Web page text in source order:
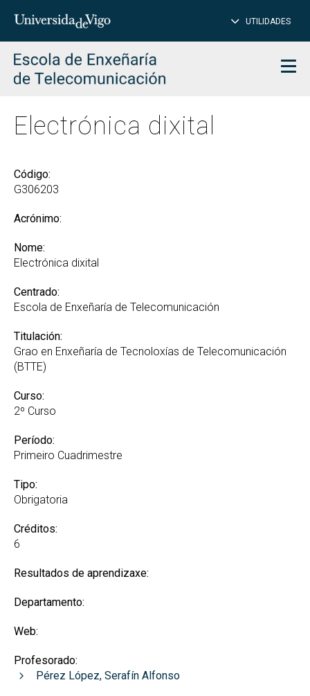
Introduce
para
buscar
UTILIDADES
Electrónica dixital
Código:
G306203
Acrónimo:
Nome:
Electrónica dixital
Centrado:
Escola de Enxeñaría de Telecomunicación
Titulación:
Grao en Enxeñaría de Tecnoloxías de Telecomunicación
(BTTE)
Curso:
2º Curso
Período:
Primeiro Cuadrimestre
Tipo:
Obrigatoria
Créditos:
6
Resultados de aprendizaxe:
Departamento:
Web:
Profesorado:
Pérez López, Serafín Alfonso